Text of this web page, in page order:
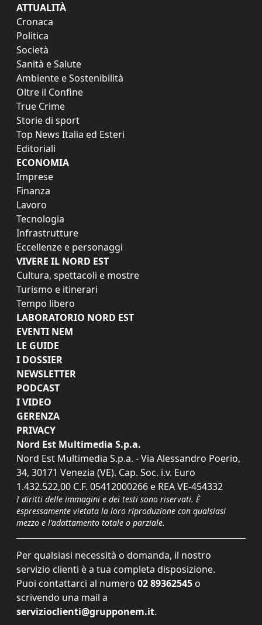
ATTUALITÀ
Cronaca
Politica
Società
Sanità e Salute
Ambiente e Sostenibilità
Oltre il Confine
True Crime
Storie di sport
Top News Italia ed Esteri
Editoriali
ECONOMIA
Imprese
Finanza
Lavoro
Tecnologia
Infrastrutture
Eccellenze e personaggi
VIVERE IL NORD EST
Cultura, spettacoli e mostre
Turismo e itinerari
Tempo libero
LABORATORIO NORD EST
EVENTI NEM
LE GUIDE
I DOSSIER
NEWSLETTER
PODCAST
I VIDEO
GERENZA
PRIVACY
Nord Est Multimedia S.p.a.
Nord Est Multimedia S.p.a. - Via Alessandro Poerio,
34, 30171 Venezia (VE). Cap. Soc. i.v. Euro
1.432.522,00 C.F. 05412000266 e REA VE-454332
I diritti delle immagini e dei testi sono riservati. È
espressamente vietata la loro riproduzione con qualsiasi
mezzo e l'adattamento totale o parziale.
Per qualsiasi necessità o domanda, il nostro
servizio clienti è a tua completa disposizione.
Puoi contattarci al numero 02 89362545 o
scrivendo una mail a
servizioclienti@grupponem.it.